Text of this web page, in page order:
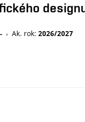
Ak. rok: 2026/2027